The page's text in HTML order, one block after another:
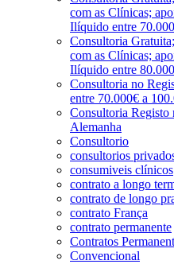
com as Clínicas;
Ilíquido entre
Consultoria
com as Clínicas;
Ilíquido entre
Consultoria no
entre 70.000€ a
Consultoria Registo
Alemanha
Consultorio
consultorios
consumiveis clínicos
contrato a longo
contrato de longo
contrato França
contrato permanente
Contratos
Convencional